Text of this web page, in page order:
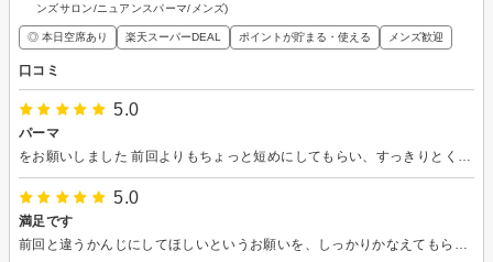
ンズサロン/ニュアンスパーマ/メンズ)
◎ 本日空席あり 楽天スーパーDEAL ポイントが貯まる・使える メンズ歓迎
口コミ
5.0
パーマ
5.0
満足です